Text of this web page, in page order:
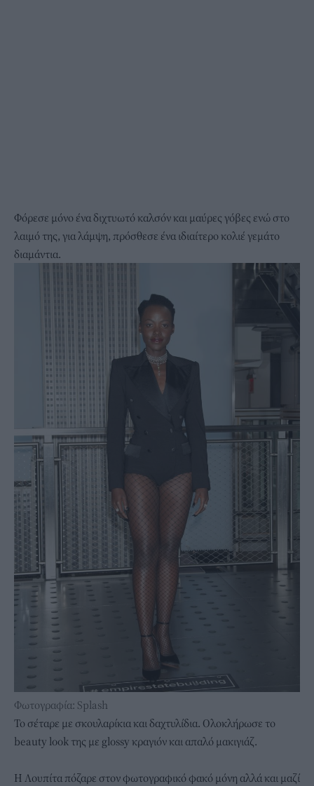
Φόρεσε μόνο ένα διχτυωτό καλσόν και μαύρες γόβες ενώ στο
λαιμό της, για λάμψη, πρόσθεσε ένα ιδιαίτερο κολιέ γεμάτο
διαμάντια.
Φωτογραφία: Splash
Το σέταρε με σκουλαρίκια και δαχτυλίδια. Ολοκλήρωσε το
beauty look της με glossy κραγιόν και απαλό μακιγιάζ.
Η Λουπίτα πόζαρε στον φωτογραφικό φακό μόνη αλλά και μαζί